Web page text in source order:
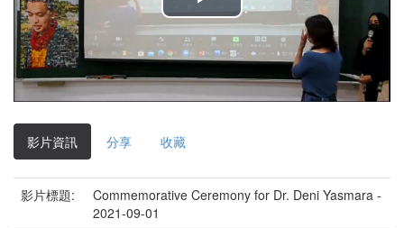
播
放
影
影片資訊 分享 收藏
影片標題:
Commemorative Ceremony for Dr. Deni Yasmara -
2021-09-01